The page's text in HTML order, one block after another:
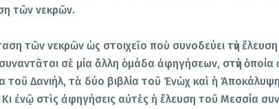
τῶν νεκρῶν.
τῶν νεκρῶν ὡς στοιχεῖο ποὺ συνοδεύει τὴν
σὲ μία ἄλλη ὁμάδα ἀφηγήσεων, στὴν ὁποία
τοῦ Δανιήλ, τὰ δύο βιβλία τοῦ Ἐνὼχ καὶ ἡ
ἐνῷ στὶς ἀφηγήσεις αὐτὲς ἡ ἔλευση τοῦ Μεσσία